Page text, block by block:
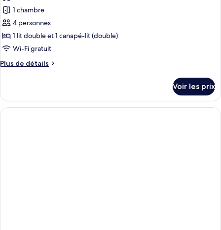
Familial
photos
pour
ce
type
chambre :
1 chambre
4 personnes
1 lit double et 1 canapé-lit (double)
Wi-Fi gratuit
Plus de détails
Plus
le
type
de
Voir les prix